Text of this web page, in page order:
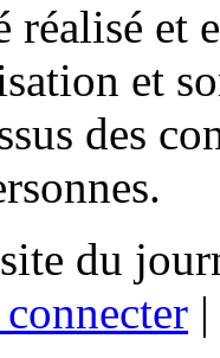
réalisé et
et
des
du
connecter |